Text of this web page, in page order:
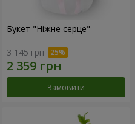
Букет "Ніжне серце"
3 145 грн
Замовити